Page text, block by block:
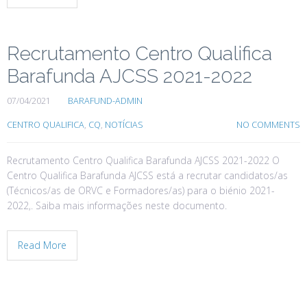
Recrutamento Centro Qualifica
Barafunda AJCSS 2021-2022
07/04/2021 BARAFUND-ADMIN
CENTRO QUALIFICA, CQ, NOTÍCIAS NO COMMENTS
Recrutamento Centro Qualifica Barafunda AJCSS 2021-2022 O
Centro Qualifica Barafunda AJCSS está a recrutar candidatos/as
(Técnicos/as de ORVC e Formadores/as) para o biénio 2021-
2022,. Saiba mais informações neste documento.
Read More